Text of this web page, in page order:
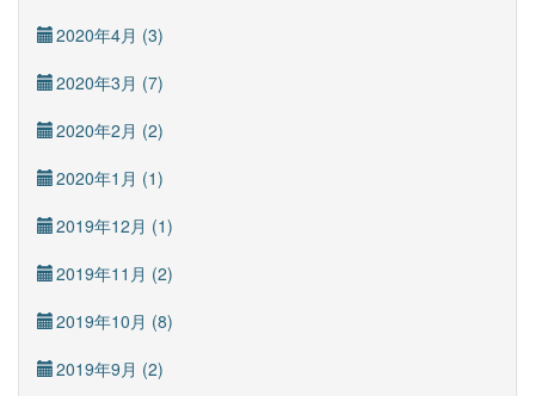
2020年4月 (3)
2020年3月 (7)
2020年2月 (2)
2020年1月 (1)
2019年12月 (1)
2019年11月 (2)
2019年10月 (8)
2019年9月 (2)